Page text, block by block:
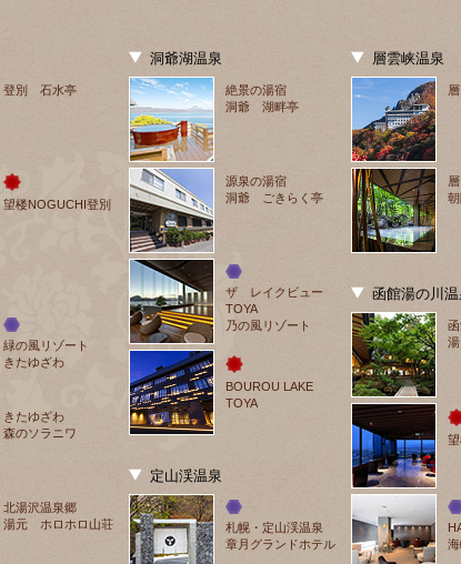
登別 石水亭
望楼NOGUCHI登別
緑の風リゾート
きたゆざわ
きたゆざわ
森のソラニワ
北湯沢温泉郷
湯元 ホロホロ山荘
洞爺湖温泉
絶景の湯宿
洞爺 湖畔亭
源泉の湯宿
洞爺 ごきらく亭
ザ　レイクビュー
TOYA
乃の風リゾート
BOUROU LAKE
TOYA
定山渓温泉
札幌・定山渓温泉
章月グランドホテル
層雲峡温泉
函館湯の川温